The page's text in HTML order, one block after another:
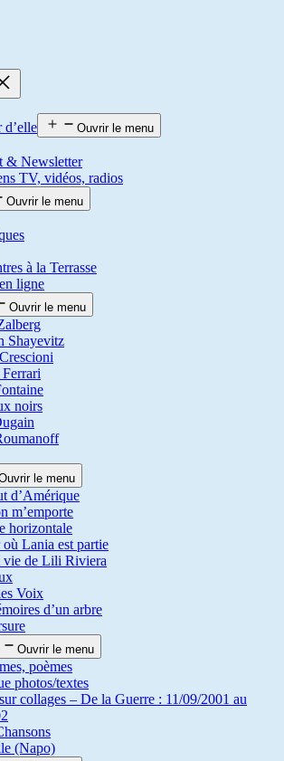
Ouvrir le menu
& Newsletter
TV, vidéos, radios
Ouvrir le menu
à la Terrasse
ligne
Ouvrir le menu
Shayevitz
Ferrari
noirs
le menu
d’Amérique
m’emporte
horizontale
Lania est partie
vie de Lili Riviera
Voix
d’un arbre
Ouvrir le menu
poèmes
photos/textes
collages – De la Guerre : 11/09/2001 au
(Napo)